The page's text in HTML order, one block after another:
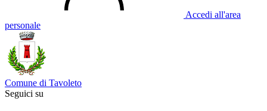
Accedi all'area
personale
Comune di Tavoleto
Seguici su